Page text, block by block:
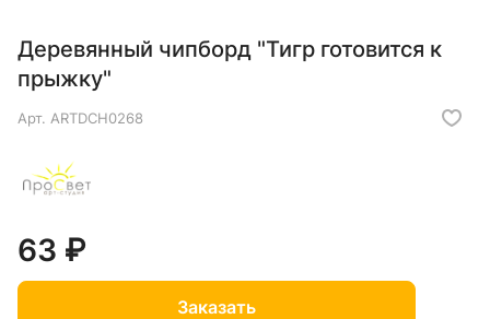
Деревянный чипборд "Тигр готовится к
прыжку"
Арт. ARTDCH0268
63 ₽
Заказать